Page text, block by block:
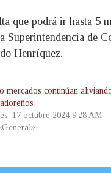
que podrá ir hasta 5
de
Henríquez.
mercados continúan
17 octubre 2024 9:28 AM